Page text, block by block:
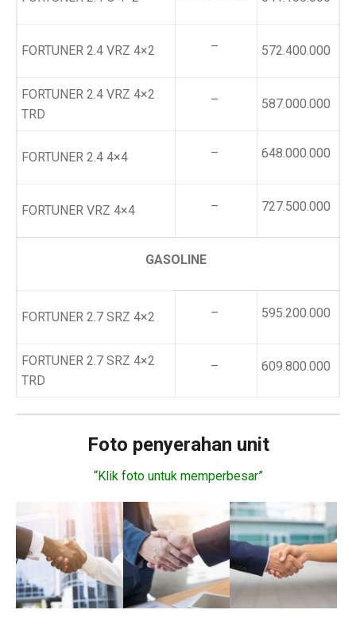
FORTUNER 2.4 VRZ 4×2 – 572.400.000
FORTUNER 2.4 VRZ 4×2
TRD
– 587.000.000
FORTUNER 2.4 4×4 – 648.000.000
FORTUNER VRZ 4×4 – 727.500.000
GASOLINE
FORTUNER 2.7 SRZ 4×2 – 595.200.000
FORTUNER 2.7 SRZ 4×2
TRD
– 609.800.000
Foto penyerahan unit
“Klik foto untuk memperbesar”